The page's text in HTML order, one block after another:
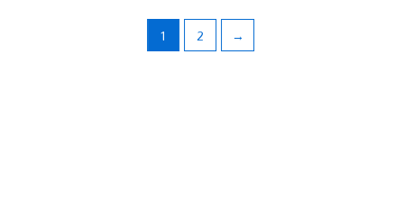
1 2 →